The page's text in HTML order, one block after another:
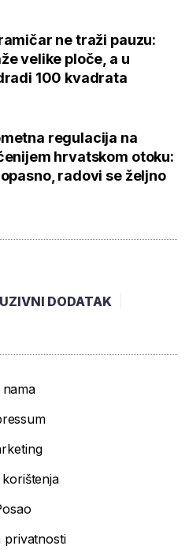
ne traži pauzu:
velike ploče, a u
100 kvadrata
regulacija na
hrvatskom otoku:
radovi se željno
DODATAK
nama
privatnosti